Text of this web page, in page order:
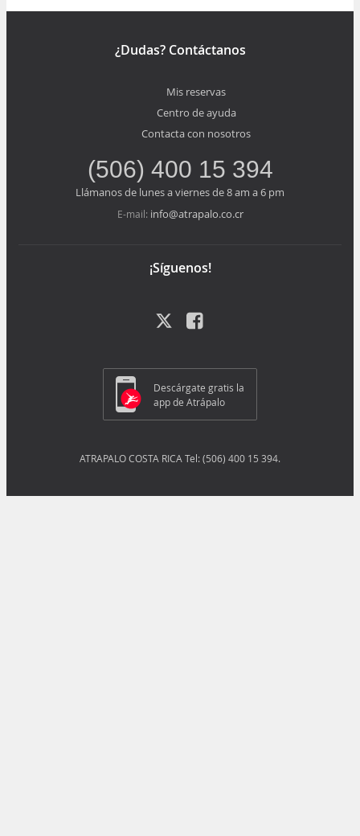
¿Dudas? Contáctanos
Mis reservas
Centro de ayuda
Contacta con nosotros
(506) 400 15 394
Llámanos de lunes a viernes de 8 am a 6 pm
E-mail: info@atrapalo.co.cr
¡Síguenos!
Descárgate gratis la
app de Atrápalo
ATRAPALO COSTA RICA Tel: (506) 400 15 394.